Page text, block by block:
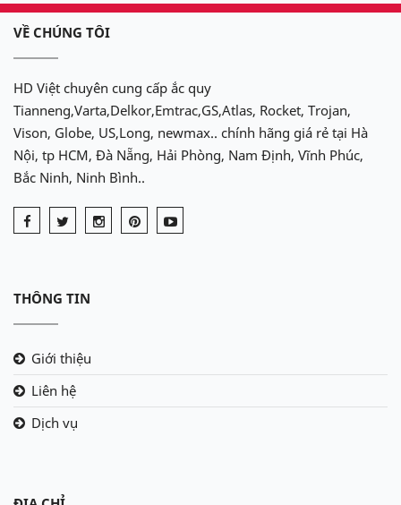
VỀ CHÚNG TÔI
HD Việt chuyên cung cấp ắc quy
Tianneng,Varta,Delkor,Emtrac,GS,Atlas, Rocket, Trojan,
Vison, Globe, US,Long, newmax.. chính hãng giá rẻ tại Hà
Nội, tp HCM, Đà Nẵng, Hải Phòng, Nam Định, Vĩnh Phúc,
Bắc Ninh, Ninh Bình..
THÔNG TIN
Giới thiệu
Liên hệ
Dịch vụ